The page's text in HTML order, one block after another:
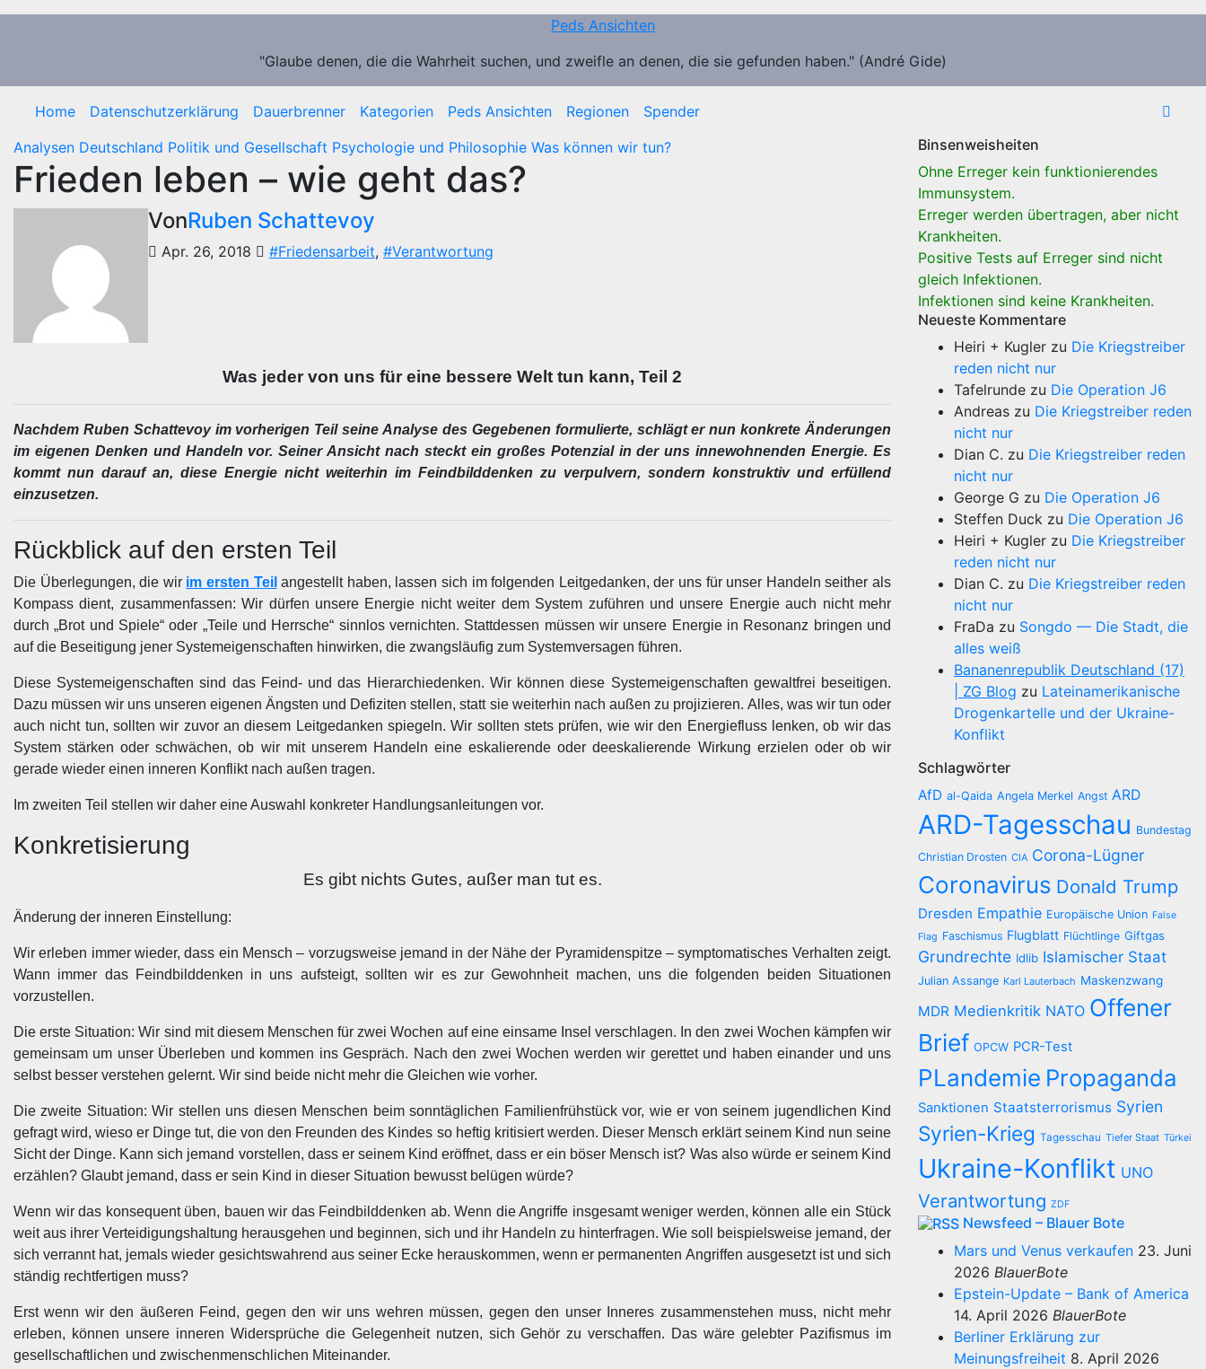
Zum
Peds Ansichten
"Glaube denen, die die Wahrheit suchen, und zweifle an denen, die sie gefunden haben." (André Gide)
Home Datenschutzerklärung Dauerbrenner Kategorien Peds Ansichten Regionen
Spender
Analysen Deutschland Politik und Gesellschaft Psychologie und Philosophie Was können wir tun?
Frieden leben – wie geht das?
VonRuben Schattevoy
Apr. 26, 2018 #Friedensarbeit, #Verantwortung
Was jeder von uns für eine bessere Welt tun kann, Teil 2
Nachdem Ruben Schattevoy im vorherigen Teil seine Analyse des Gegebenen formulierte, schlägt er nun konkrete Änderungen
im eigenen Denken und Handeln vor. Seiner Ansicht nach steckt ein großes Potenzial in der uns innewohnenden Energie. Es
kommt nun darauf an, diese Energie nicht weiterhin im Feindbilddenken zu verpulvern, sondern konstruktiv und erfüllend
einzusetzen.
Rückblick auf den ersten Teil
Die Überlegungen, die wir im ersten Teil angestellt haben, lassen sich im folgenden Leitgedanken, der uns für unser Handeln seither als
Kompass dient, zusammenfassen: Wir dürfen unsere Energie nicht weiter dem System zuführen und unsere Energie auch nicht mehr
durch „Brot und Spiele“ oder „Teile und Herrsche“ sinnlos vernichten. Stattdessen müssen wir unsere Energie in Resonanz bringen und
auf die Beseitigung jener Systemeigenschaften hinwirken, die zwangsläufig zum Systemversagen führen.
Diese Systemeigenschaften sind das Feind- und das Hierarchiedenken. Wir können diese Systemeigenschaften gewaltfrei beseitigen.
Dazu müssen wir uns unseren eigenen Ängsten und Defiziten stellen, statt sie weiterhin nach außen zu projizieren. Alles, was wir tun oder
auch nicht tun, sollten wir zuvor an diesem Leitgedanken spiegeln. Wir sollten stets prüfen, wie wir den Energiefluss lenken, ob wir das
System stärken oder schwächen, ob wir mit unserem Handeln eine eskalierende oder deeskalierende Wirkung erzielen oder ob wir
gerade wieder einen inneren Konflikt nach außen tragen.
Im zweiten Teil stellen wir daher eine Auswahl konkreter Handlungsanleitungen vor.
Konkretisierung
Es gibt nichts Gutes, außer man tut es.
Änderung der inneren Einstellung:
Wir erleben immer wieder, dass ein Mensch – vorzugsweise jemand in der Nähe der Pyramidenspitze – symptomatisches Verhalten zeigt.
Wann immer das Feindbilddenken in uns aufsteigt, sollten wir es zur Gewohnheit machen, uns die folgenden beiden Situationen
vorzustellen.
Die erste Situation: Wir sind mit diesem Menschen für zwei Wochen auf eine einsame Insel verschlagen. In den zwei Wochen kämpfen wir
gemeinsam um unser Überleben und kommen ins Gespräch. Nach den zwei Wochen werden wir gerettet und haben einander und uns
selbst besser verstehen gelernt. Wir sind beide nicht mehr die Gleichen wie vorher.
Die zweite Situation: Wir stellen uns diesen Menschen beim sonntäglichen Familienfrühstück vor, wie er von seinem jugendlichen Kind
gefragt wird, wieso er Dinge tut, die von den Freunden des Kindes so heftig kritisiert werden. Dieser Mensch erklärt seinem Kind nun seine
Sicht der Dinge. Kann sich jemand vorstellen, dass er seinem Kind eröffnet, dass er ein böser Mensch ist? Was also würde er seinem Kind
erzählen? Glaubt jemand, dass er sein Kind in dieser Situation bewusst belügen würde?
Wenn wir das konsequent üben, bauen wir das Feindbilddenken ab. Wenn die Angriffe insgesamt weniger werden, können alle ein Stück
weit aus ihrer Verteidigungshaltung herausgehen und beginnen, sich und ihr Handeln zu hinterfragen. Wie soll beispielsweise jemand, der
sich verrannt hat, jemals wieder gesichtswahrend aus seiner Ecke herauskommen, wenn er permanenten Angriffen ausgesetzt ist und sich
ständig rechtfertigen muss?
Erst wenn wir den äußeren Feind, gegen den wir uns wehren müssen, gegen den unser Inneres zusammenstehen muss, nicht mehr
erleben, können unsere inneren Widersprüche die Gelegenheit nutzen, sich Gehör zu verschaffen. Das wäre gelebter Pazifismus im
gesellschaftlichen und zwischenmenschlichen Miteinander.
Binsenweisheiten
Ohne Erreger kein funktionierendes
Immunsystem.
Erreger werden übertragen, aber nicht
Krankheiten.
Positive Tests auf Erreger sind nicht
gleich Infektionen.
Infektionen sind keine Krankheiten.
Neueste Kommentare
Heiri + Kugler zu Die Kriegstreiber
reden nicht nur
Tafelrunde zu Die Operation J6
Andreas zu Die Kriegstreiber reden
nicht nur
Dian C. zu Die Kriegstreiber reden
nicht nur
George G zu Die Operation J6
Steffen Duck zu Die Operation J6
Heiri + Kugler zu Die Kriegstreiber
reden nicht nur
Dian C. zu Die Kriegstreiber reden
nicht nur
FraDa zu Songdo — Die Stadt, die
alles weiß
Bananenrepublik Deutschland (17)
| ZG Blog zu Lateinamerikanische
Drogenkartelle und der Ukraine-
Konflikt
Schlagwörter
AfD al-Qaida Angela Merkel Angst ARD
ARD-Tagesschau Bundestag
Christian Drosten CIA Corona-Lügner
Coronavirus Donald Trump
Dresden Empathie Europäische Union False
Flag Faschismus Flugblatt Flüchtlinge Giftgas
Grundrechte Idlib Islamischer Staat
Julian Assange Karl Lauterbach Maskenzwang
MDR Medienkritik NATO Offener
Brief OPCW PCR-Test
PLandemie Propaganda
Sanktionen Staatsterrorismus Syrien
Syrien-Krieg Tagesschau Tiefer Staat Türkei
Ukraine-Konflikt UNO
Verantwortung ZDF
Newsfeed – Blauer Bote
Mars und Venus verkaufen 23. Juni
2026 BlauerBote
Epstein-Update – Bank of America
14. April 2026 BlauerBote
Berliner Erklärung zur
Meinungsfreiheit 8. April 2026